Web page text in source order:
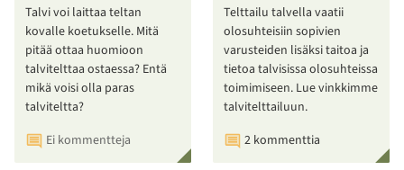
Talvi voi laittaa teltan
kovalle koetukselle. Mitä
pitää ottaa huomioon
talvitelttaa ostaessa? Entä
mikä voisi olla paras
talviteltta?
Ei kommentteja
Telttailu talvella vaatii
olosuhteisiin sopivien
varusteiden lisäksi taitoa ja
tietoa talvisissa olosuhteissa
toimimiseen. Lue vinkkimme
talvitelttailuun.
2 kommenttia